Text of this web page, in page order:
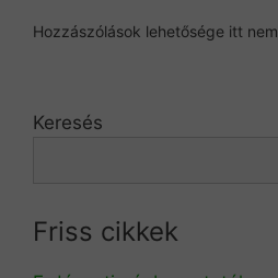
Hozzászólások lehetősége itt
Keresés
Friss cikkek